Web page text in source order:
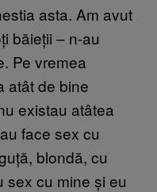
asta. Am avut
băieții – n-au
Pe vremea
atât de bine
existau atâtea
face sex cu
blondă, cu
sex cu mine și eu